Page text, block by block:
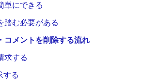
単にできる
踏む必要がある
コメントを削除する流れ
求する
する